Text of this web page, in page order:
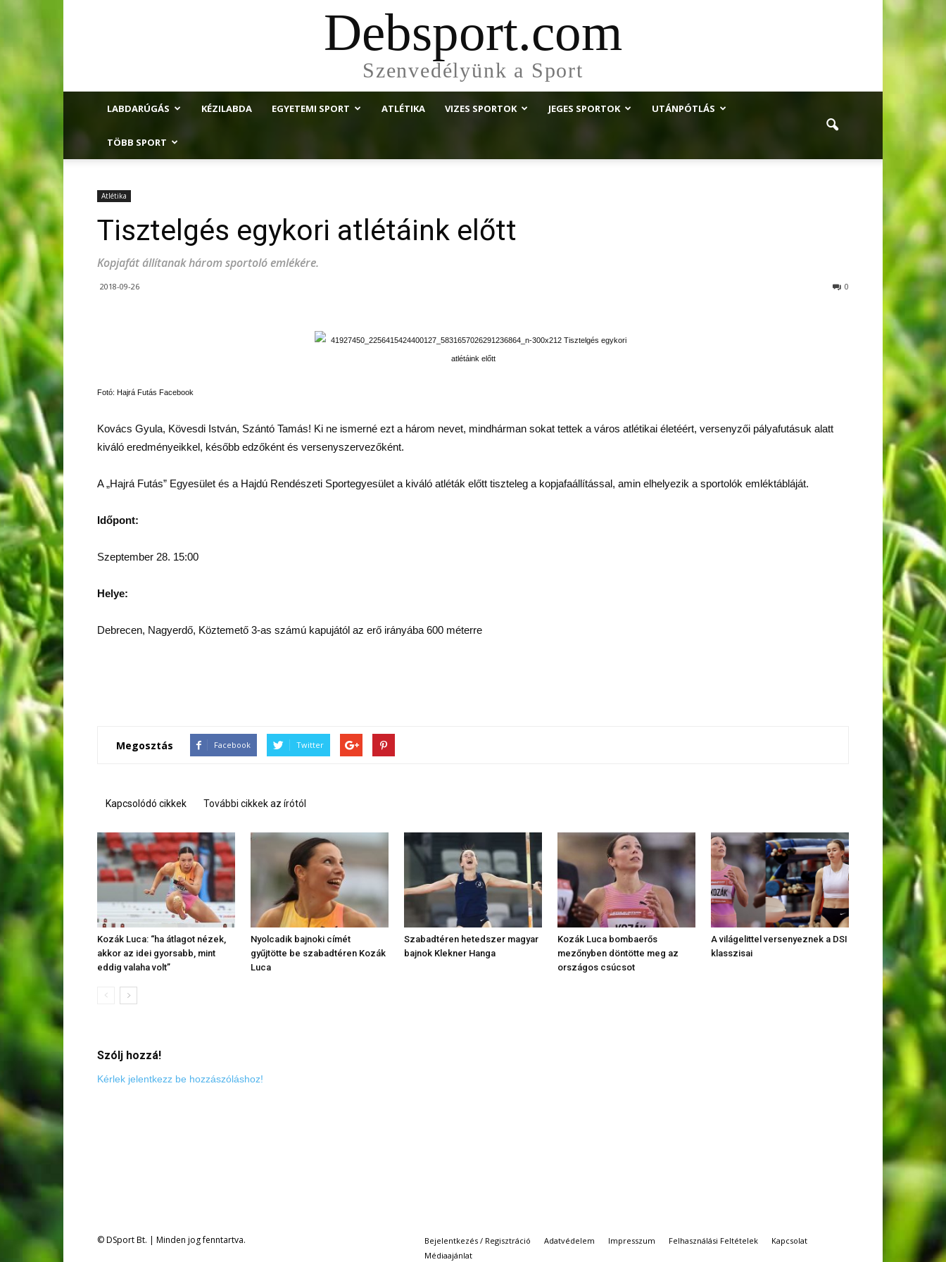
Debsport.com
Szenvedélyünk a Sport
LABDARÚGÁS KÉZILABDA EGYETEMI SPORT ATLÉTIKA VIZES SPORTOK JEGES SPORTOK UTÁNPÓTLÁS
TÖBB SPORT
Atlétika
Tisztelgés egykori atlétáink előtt
Kopjafát állítanak három sportoló emlékére.
2018-09-26 0
Fotó: Hajrá Futás Facebook
Kovács Gyula, Kövesdi István, Szántó Tamás! Ki ne ismerné ezt a három nevet, mindhárman sokat tettek a város atlétikai életéért, versenyzői pályafutásuk alatt
kiváló eredményeikkel, később edzőként és versenyszervezőként.
A „Hajrá Futás” Egyesület és a Hajdú Rendészeti Sportegyesület a kiváló atléták előtt tiszteleg a kopjafaállítással, amin elhelyezik a sportolók emléktábláját.
Időpont:
Szeptember 28. 15:00
Helye:
Debrecen, Nagyerdő, Köztemető 3-as számú kapujától az erő irányába 600 méterre
Megosztás Facebook Twitter
Kapcsolódó cikkek További cikkek az írótól
Kozák Luca: “ha átlagot nézek,
akkor az idei gyorsabb, mint
eddig valaha volt”
Nyolcadik bajnoki címét
gyűjtötte be szabadtéren Kozák
Luca
Szabadtéren hetedszer magyar
bajnok Klekner Hanga
Kozák Luca bombaerős
mezőnyben döntötte meg az
országos csúcsot
A világelittel versenyeznek a DSI
klasszisai
Szólj hozzá!
Kérlek jelentkezz be hozzászóláshoz!
Bejelentkezés / Regisztráció Adatvédelem Impresszum Felhasználási Feltételek
Kapcsolat
Médiaajánlat
© DSport Bt. | Minden jog fenntartva.